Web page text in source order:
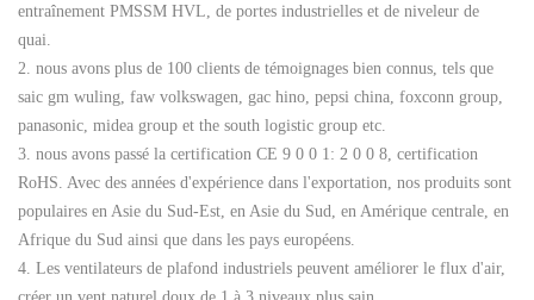
entraînement PMSSM HVL, de portes industrielles et de niveleur de
quai.
2. nous avons plus de 100 clients de témoignages bien connus, tels que
saic gm wuling, faw volkswagen, gac hino, pepsi china, foxconn group,
panasonic, midea group et the south logistic group etc.
3. nous avons passé la certification CE 9 0 0 1: 2 0 0 8, certification
RoHS. Avec des années d'expérience dans l'exportation, nos produits sont
populaires en Asie du Sud-Est, en Asie du Sud, en Amérique centrale, en
Afrique du Sud ainsi que dans les pays européens.
4. Les ventilateurs de plafond industriels peuvent améliorer le flux d'air,